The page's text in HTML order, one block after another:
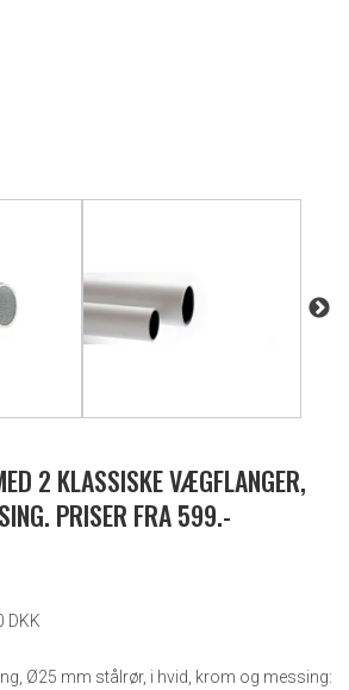
2 KLASSISKE VÆGFLANGER,
PRISER FRA 599.-
DKK
Ø25 mm stålrør, i hvid, krom og messing: